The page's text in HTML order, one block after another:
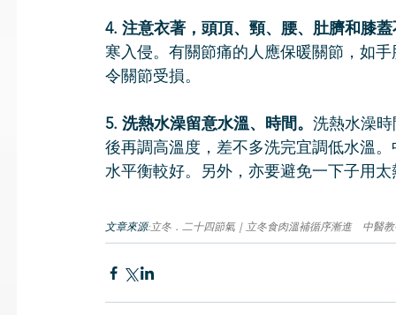
4. 注意衣著，頭頂、頸、腰、肚臍和膝
寒入侵。有關節痛的人應保暖關節，如
令關節受損。
5. 洗熱水澡留意水溫、時間。 洗熱水澡
後再調高溫度，差不多洗完宜調低水溫
水平衡較好。另外，亦要避免一下子用
文章來源:立冬．二十四節氣｜立冬食肉溫補循序漸進　中醫